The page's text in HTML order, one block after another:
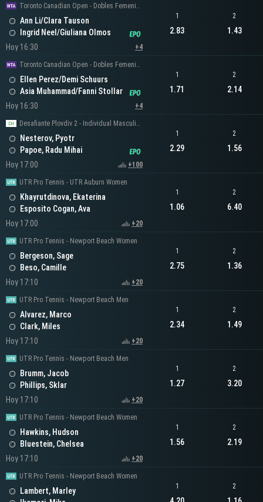
Toronto Canadian Open - Dobles Femeninos
Ann Li/Clara Tauson
Ingrid Neel/Giuliana Olmos
Hoy 16:30
+4
1
2.83
2
1.43
Toronto Canadian Open - Dobles Femeninos
Ellen Perez/Demi Schuurs
Asia Muhammad/Fanni Stollar
Hoy 16:30
+4
1
1.71
2
2.14
Desafiante Plovdiv 2 - Individual Masculino
Nesterov, Pyotr
Papoe, Radu Mihai
Hoy 17:00
+100
1
2.29
2
1.56
UTR Pro Tennis - UTR Auburn Women
Khayrutdinova, Ekaterina
Esposito Cogan, Ava
Hoy 17:00
+20
1
1.06
2
6.40
UTR Pro Tennis - Newport Beach Women
Bergeson, Sage
Beso, Camille
Hoy 17:10
+20
1
2.75
2
1.36
UTR Pro Tennis - Newport Beach Men
Alvarez, Marco
Clark, Miles
Hoy 17:10
+20
1
2.34
2
1.49
UTR Pro Tennis - Newport Beach Men
Brumm, Jacob
Phillips, Sklar
Hoy 17:10
+20
1
1.27
2
3.20
UTR Pro Tennis - Newport Beach Women
Hawkins, Hudson
Bluestein, Chelsea
Hoy 17:10
+20
1
1.56
2
2.19
UTR Pro Tennis - Newport Beach Women
Lambert, Marley
1 2